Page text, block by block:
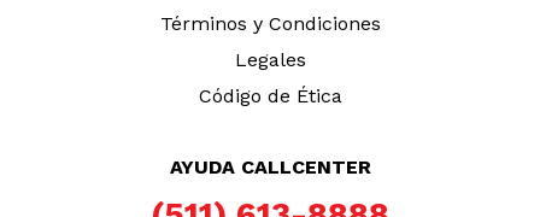
Términos y Condiciones
Legales
Código de Ética
AYUDA CALLCENTER